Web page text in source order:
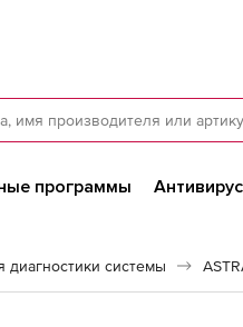
программы
системы